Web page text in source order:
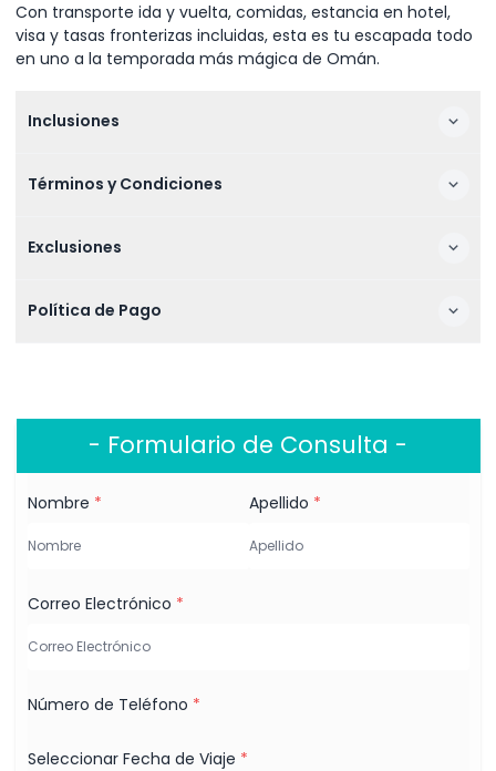
Con transporte ida y vuelta, comidas, estancia en hotel,
visa y tasas fronterizas incluidas, esta es tu escapada todo
en uno a la temporada más mágica de Omán.
Inclusiones
Términos y Condiciones
Exclusiones
Política de Pago
- Formulario de Consulta -
Nombre * Apellido *
Correo Electrónico *
Número de Teléfono *
Seleccionar Fecha de Viaje *